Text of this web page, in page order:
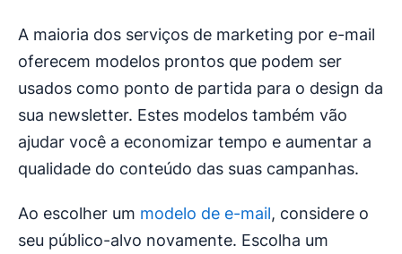
A maioria dos serviços de marketing por e-mail
oferecem modelos prontos que podem ser
usados como ponto de partida para o design da
sua newsletter. Estes modelos também vão
ajudar você a economizar tempo e aumentar a
qualidade do conteúdo das suas campanhas.
Ao escolher um modelo de e-mail, considere o
seu público-alvo novamente. Escolha um